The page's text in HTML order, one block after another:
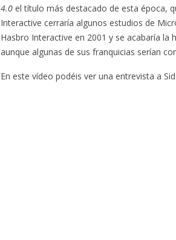
4.0 el título más destacado de esta época,
Interactive cerraría algunos estudios de
Hasbro Interactive en 2001 y se acabaría
aunque algunas de sus franquicias serían
En este vídeo podéis ver una entrevista a